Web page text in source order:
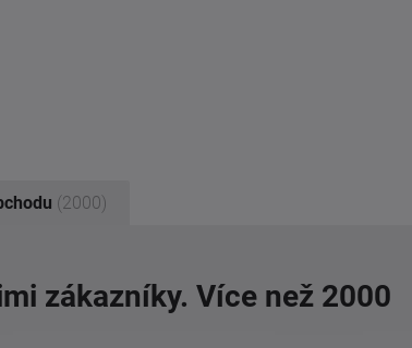
(2000)
zákazníky. Více než 2000